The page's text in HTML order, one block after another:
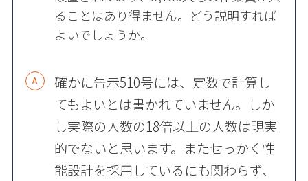
ることはあり得ません。どう説明すれば
よいでしょうか。
確かに告示510号には、定数で計算し
てもよいとは書かれていません。しか
し実際の人数の18倍以上の人数は現実
的でないと思います。またせっかく性
能設計を採用しているにも関わらず、